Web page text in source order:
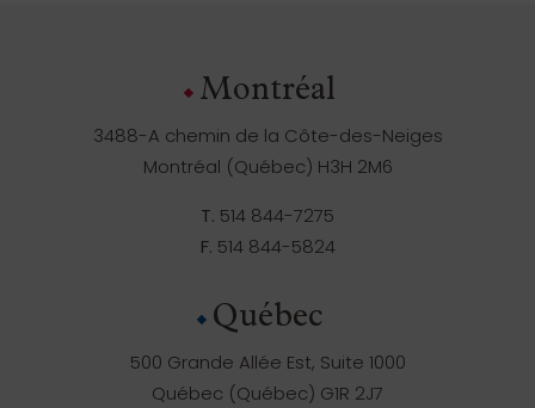
Montréal
3488-A chemin de la Côte-des-Neiges
Montréal (Québec) H3H 2M6
T. 514 844-7275
F. 514 844-5824
Québec
500 Grande Allée Est, Suite 1000
Québec (Québec) G1R 2J7